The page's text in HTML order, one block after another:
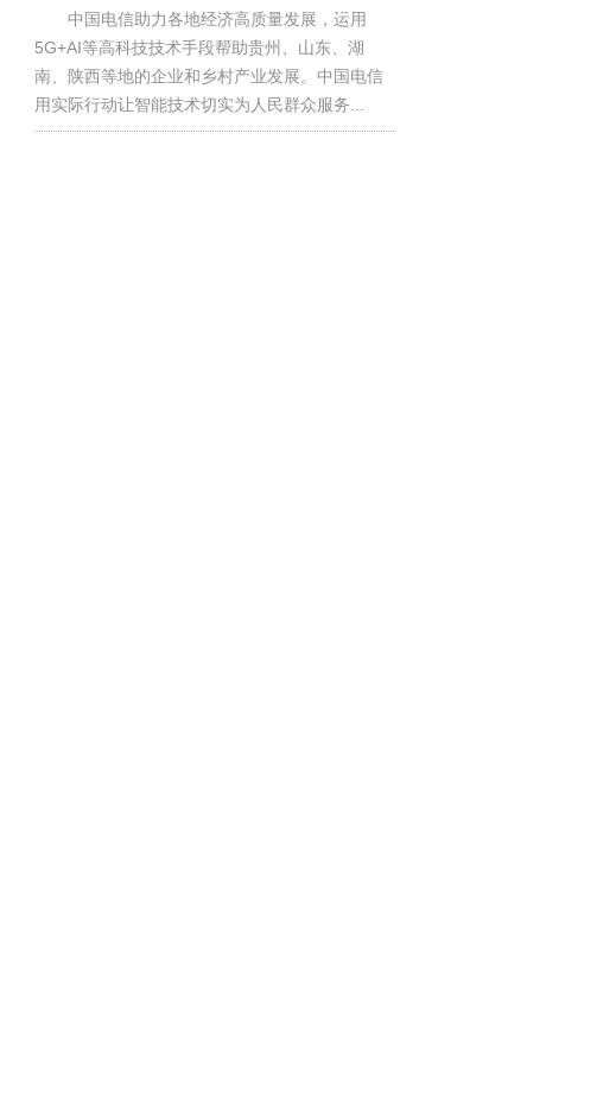
中国电信助力各地经济高质量发展，运用
5G+AI等高科技技术手段帮助贵州、山东、湖
南、陕西等地的企业和乡村产业发展。中国电信
用实际行动让智能技术切实为人民群众服务...